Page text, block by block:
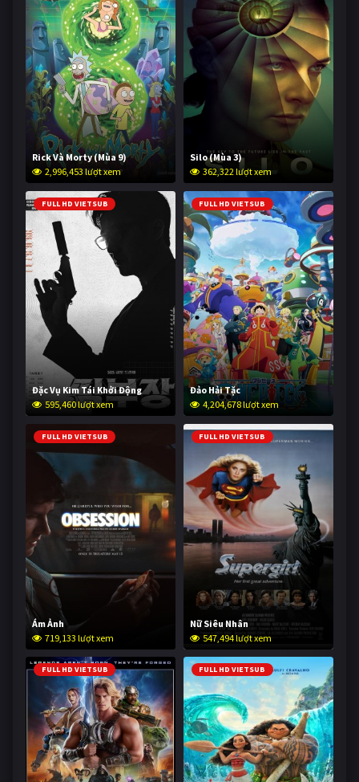
Rick Và Morty (Mùa 9)
2,996,453 lượt xem
Silo (Mùa 3)
362,322 lượt xem
FULL HD VIETSUB
Đặc Vụ Kim Tái Khởi Động
595,460 lượt xem
FULL HD VIETSUB
Đảo Hải Tặc
4,204,678 lượt xem
FULL HD VIETSUB
Ám Ảnh
719,133 lượt xem
FULL HD VIETSUB
Nữ Siêu Nhân
547,494 lượt xem
FULL HD VIETSUB FULL HD VIETSUB